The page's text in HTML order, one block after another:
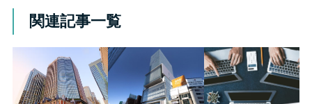
関連記事一覧